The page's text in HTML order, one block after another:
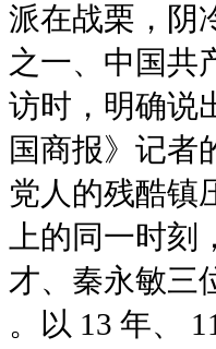
派在战栗，阴
之一、中国共
访时，明确说
国商报》记者
党人的残酷镇
上的同一时
才、秦永敏三
以 13 年、